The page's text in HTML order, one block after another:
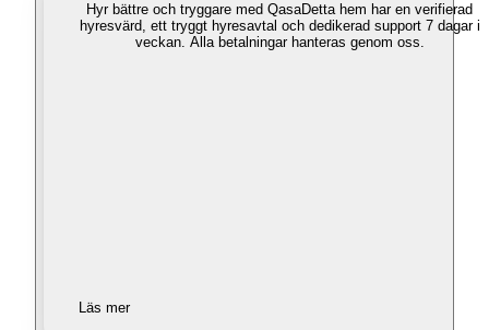
Hyr bättre och tryggare med QasaDetta hem har en verifierad
hyresvärd, ett tryggt hyresavtal och dedikerad support 7 dagar i
veckan. Alla betalningar hanteras genom oss.
Läs mer